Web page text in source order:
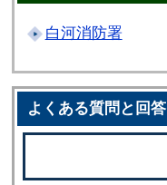
白河消防署
よくある質問と回答